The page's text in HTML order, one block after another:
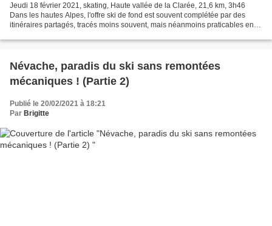
Jeudi 18 février 2021, skating, Haute vallée de la Clarée, 21,6 km, 3h46
Dans les hautes Alpes, l'offre ski de fond est souvent complétée par des
itinéraires partagés, tracés moins souvent, mais néanmoins praticables en
Névache, paradis du ski sans remontées
mécaniques ! (Partie 2)
Publié le 20/02/2021 à 18:21
Par Brigitte